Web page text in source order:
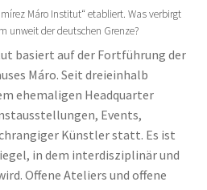
Máro Institut“ etabliert. Was verbirgt
unweit der deutschen Grenze?
basiert auf der Fortführung der
Máro. Seit dreieinhalb
ehemaligen Headquarter
Events,
Künstler statt. Es ist
in dem interdisziplinär und
Offene Ateliers und offene